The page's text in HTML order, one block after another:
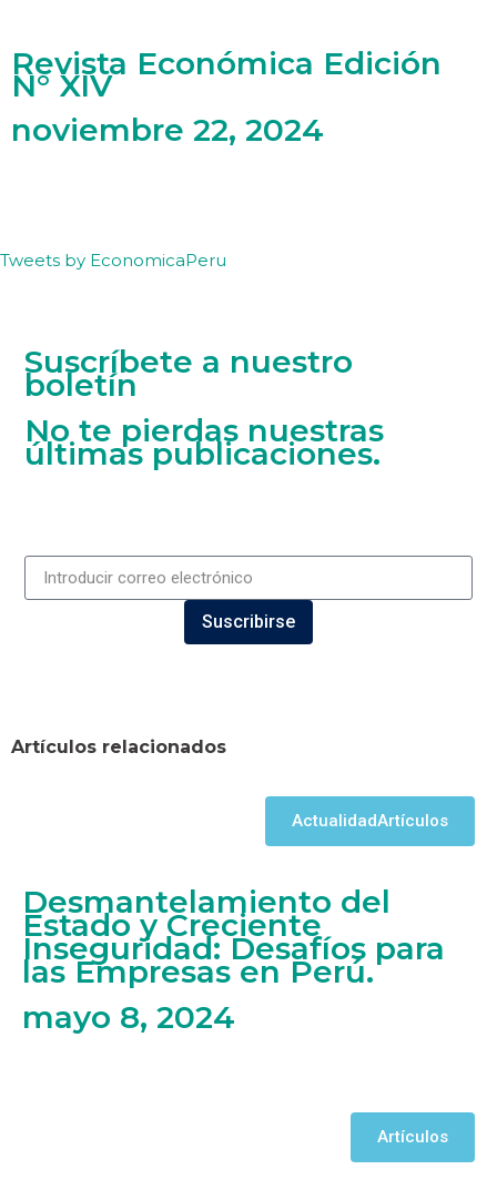
Revista Económica Edición
N° XIV
noviembre 22, 2024
Tweets by EconomicaPeru
Suscríbete a nuestro
boletín
No te pierdas nuestras
últimas publicaciones.
Suscribirse
Artículos relacionados
ActualidadArtículos
Desmantelamiento del
Estado y Creciente
Inseguridad: Desafíos para
las Empresas en Perú.
mayo 8, 2024
Artículos